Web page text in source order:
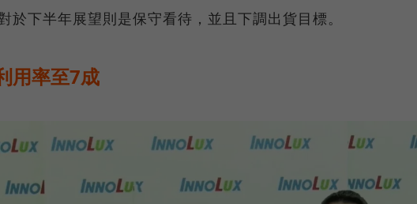
於下半年展望則是保守看待，並且下調出貨目標。
用率至7成